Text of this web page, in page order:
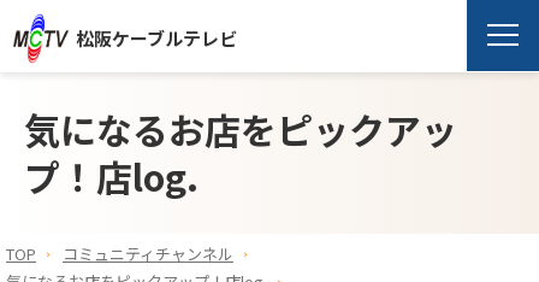
松阪ケーブルテレビ
気になるお店をピックアッ
プ！店log.
TOP
コミュニティチャンネル